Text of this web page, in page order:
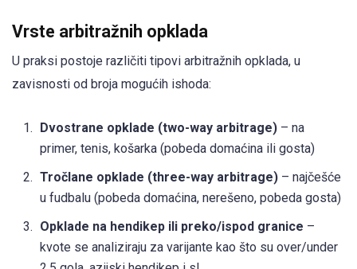
Vrste arbitražnih opklada
U praksi postoje različiti tipovi arbitražnih opklada, u
zavisnosti od broja mogućih ishoda:
Dvostrane opklade (two-way arbitrage) – na
primer, tenis, košarka (pobeda domaćina ili gosta)
Tročlane opklade (three-way arbitrage) – najčešće
u fudbalu (pobeda domaćina, nerešeno, pobeda gosta)
Opklade na hendikep ili preko/ispod granice –
kvote se analiziraju za varijante kao što su over/under